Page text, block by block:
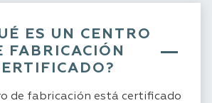
ES UN CENTRO
FABRICACIÓN
de fabricación está certificado